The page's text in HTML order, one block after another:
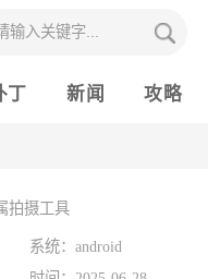
丁 新闻 攻略
拍摄工具
系统：android